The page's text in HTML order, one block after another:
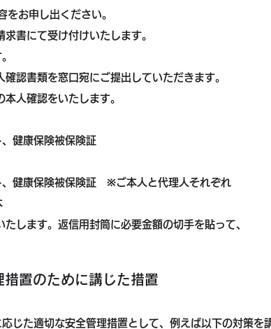
をお申し出ください。
書にて受け付けいたします。
認書類を窓口宛にご提出していただきます。
人確認をいたします。
康保険被保険証
保険被保険証 ※ご本人と代理人それぞれ
します。返信用封筒に必要金額の切手を貼って、
置のために講じた措置
じた適切な安全管理措置として、例えば以下の対策を